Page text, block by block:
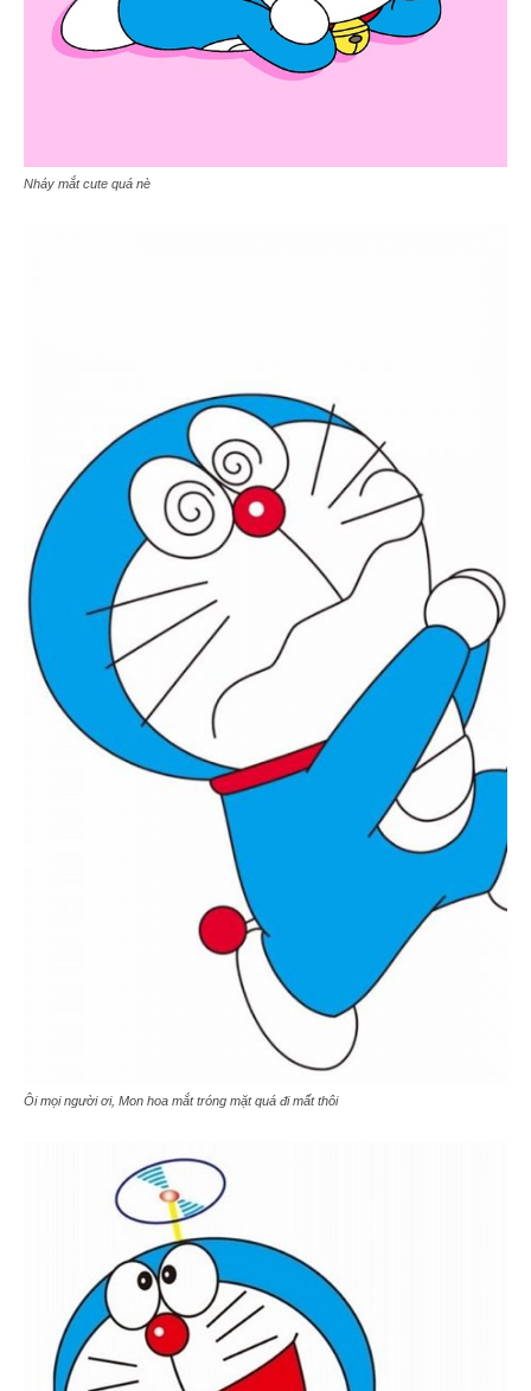
Nháy mắt cute quá nè
Ôi mọi người ơi, Mon hoa mắt tróng mặt quá đi mất thôi